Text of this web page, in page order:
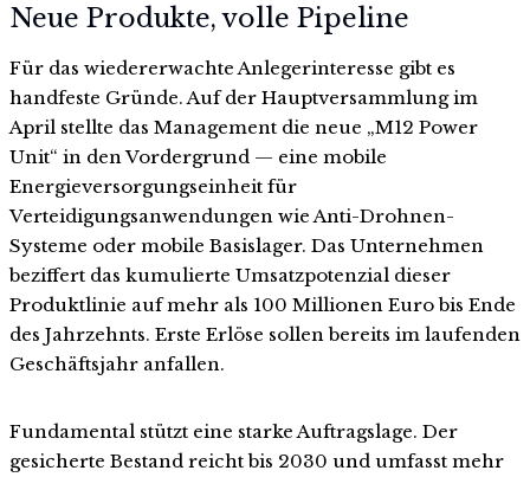
Neue Produkte, volle Pipeline
Für das wiedererwachte Anlegerinteresse gibt es
handfeste Gründe. Auf der Hauptversammlung im
April stellte das Management die neue „M12 Power
Unit“ in den Vordergrund — eine mobile
Energieversorgungseinheit für
Verteidigungsanwendungen wie Anti-Drohnen-
Systeme oder mobile Basislager. Das Unternehmen
beziffert das kumulierte Umsatzpotenzial dieser
Produktlinie auf mehr als 100 Millionen Euro bis Ende
des Jahrzehnts. Erste Erlöse sollen bereits im laufenden
Geschäftsjahr anfallen.
Fundamental stützt eine starke Auftragslage. Der
gesicherte Bestand reicht bis 2030 und umfasst mehr